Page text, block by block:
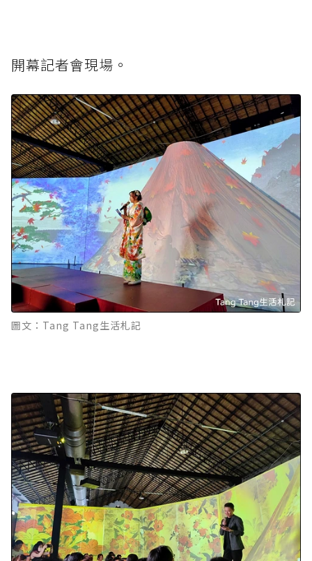
開幕記者會現場。
圖文：Tang Tang生活札記